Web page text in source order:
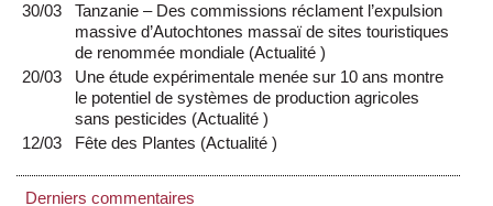
30/03
Tanzanie – Des commissions réclament l’expulsion
massive d’Autochtones massaï de sites touristiques
de renommée mondiale (Actualité)
20/03
Une étude expérimentale menée sur 10 ans montre
le potentiel de systèmes de production agricoles
sans pesticides (Actualité)
12/03
Fête des Plantes (Actualité)
Derniers commentaires